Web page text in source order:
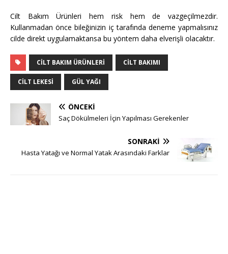
Cilt Bakım Ürünleri hem risk hem de vazgeçilmezdir.
Kullanmadan önce bileğinizin iç tarafında deneme yapmalısınız
cilde direkt uygulamaktansa bu yöntem daha elverişli olacaktır.
CILT BAKIM ÜRÜNLERI CILT BAKIMI
CILT LEKESI GÜL YAĞI
ÖNCEKI
Saç Dökülmeleri İçin Yapılması Gerekenler
SONRAKI
Hasta Yatağı ve Normal Yatak Arasındaki Farklar